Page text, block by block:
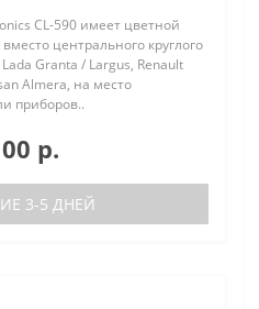
CL-590 имеет цветной
центрального круглого
Granta / Largus, Renault
Almera, на место
приборов..
р.
3-5 ДНЕЙ